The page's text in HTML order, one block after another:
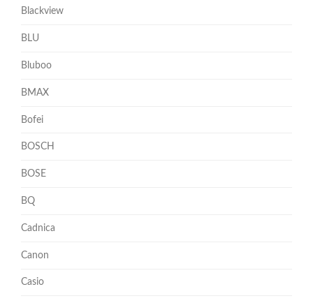
Blackview
BLU
Bluboo
BMAX
Bofei
BOSCH
BOSE
BQ
Cadnica
Canon
Casio